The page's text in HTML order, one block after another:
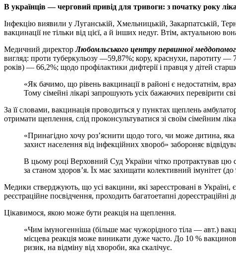
В українців — черговий привід для тривоги: з початку року
Інфекцію виявили у Луганській, Хмельницькій, Закарпатській,
вакцинації не тільки від цієї, а й інших недуг. Втім, актуальною
Медичний директорЛюбомльського центру первинної
вигляд: проти туберкульозу —59,87%; кору, краснухи, паротиту —
років) — 66,2%; щодо профілактики дифтерії і правця у дітей
«Як бачимо, що рівень вакцинації в районі є недостатнім,
Тому сімейні лікарі запрошують усіх бажаючих перевірити
За її словами, вакцинація проводиться у пунктах щеплень
отримати щеплення, слід проконсультуватися зі своїм сімейним
«Принагідно хочу роз’яснити щодо того, чи може дитина,
захист населення від інфекційних хвороб» забороняє
В цьому році Верховний Суд України чітко протрактував цю
за станом здоров’я. Їх має захищати колективний імунітет
Медики стверджують, що усі вакцини, які зареєстровані в
реєстраційне посвідчення, проходить багатоетапні
Цікавимося, якою може бути реакція на щеплення.
«Чим імуногенніша (більше має чужорідного тіла — авт.)
місцева реакція може виникати дуже часто. До 10 %
ризик, на відміну від хвороби, яка скалічує.